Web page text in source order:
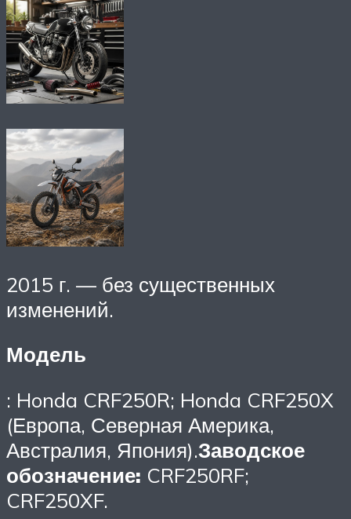
2015 г. — без существенных
изменений.
Модель
: Honda CRF250R; Honda CRF250X
(Европа, Северная Америка,
Австралия, Япония).Заводское
обозначение: CRF250RF;
CRF250XF.